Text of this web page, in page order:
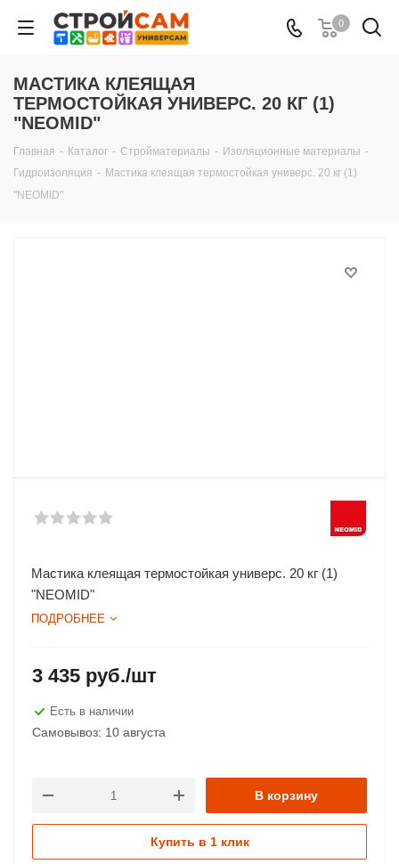
0
МАСТИКА КЛЕЯЩАЯ
ТЕРМОСТОЙКАЯ УНИВЕРС. 20 КГ (1)
"NEOMID"
Главная - Каталог - Стройматериалы - Изоляционные материалы -
Гидроизоляция - Мастика клеящая термостойкая универс. 20 кг (1)
"NEOMID"
Мастика клеящая термостойкая универс. 20 кг (1)
"NEOMID"
ПОДРОБНЕЕ
3 435 руб./шт
Есть в наличии
Самовывоз: 10 августа
В корзину
Купить в 1 клик